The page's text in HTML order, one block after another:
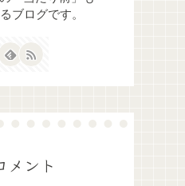
ブログです。
メント